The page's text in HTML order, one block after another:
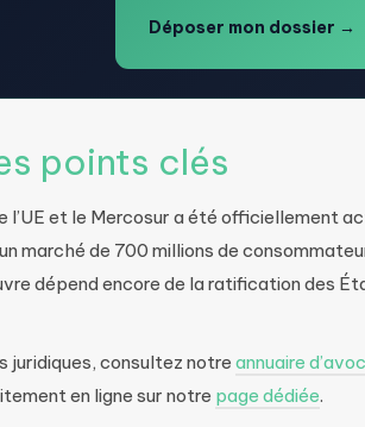
Déposer mon dossier →
points clés
l’UE et le Mercosur a été officiellement
marché de 700 millions de
dépend encore de la ratification des
juridiques, consultez notre annuaire
en ligne sur notre page dédiée.